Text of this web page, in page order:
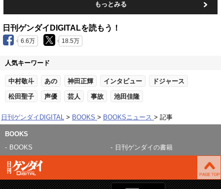
もっとみる
日刊ゲンダイDIGITALを読もう！
6.6万 18.5万
人気キーワード
中村敬斗 あの 神田正輝 インタビュー ドジャース
松田聖子 声優 芸人 事故 池田佳隆
日刊ゲンダイDIGITAL BOOKS BOOKSニュース 記事
BOOKS
BOOKS
日刊ゲンダイの書籍